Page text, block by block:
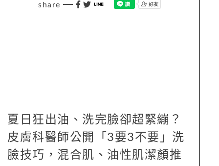
share
夏日狂出油、洗完臉卻超緊繃？
皮膚科醫師公開「3要3不要」洗
臉技巧，混合肌、油性肌潔顏推